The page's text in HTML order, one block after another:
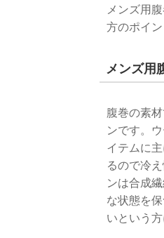
メンズ用
方のポイ
メンズ用
腹巻の素
ンです。
イテムに
るので冷
ンは合成
な状態を
いという